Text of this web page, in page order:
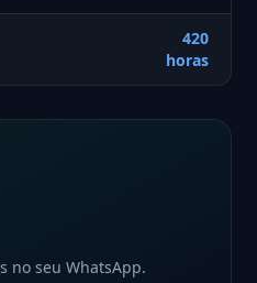
420
horas
no seu WhatsApp.